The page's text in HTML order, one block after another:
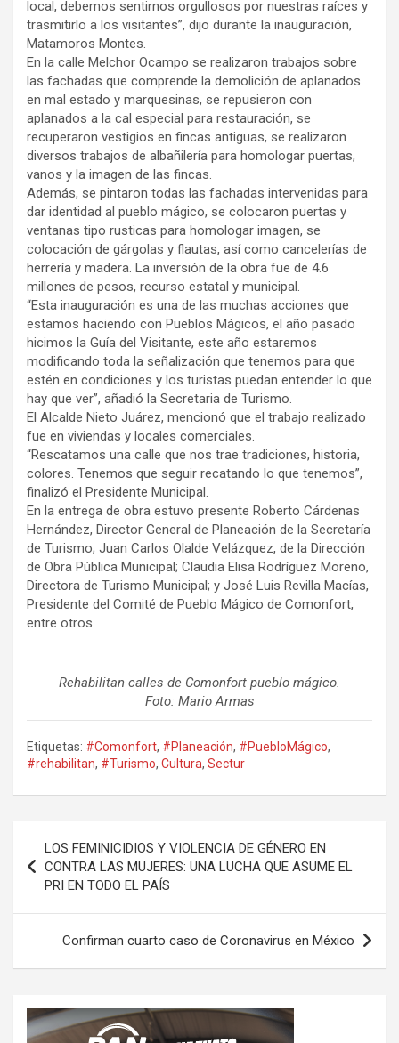
local, debemos sentirnos orgullosos por nuestras raíces y
trasmitirlo a los visitantes”, dijo durante la inauguración,
Matamoros Montes.
En la calle Melchor Ocampo se realizaron trabajos sobre
las fachadas que comprende la demolición de aplanados
en mal estado y marquesinas, se repusieron con
aplanados a la cal especial para restauración, se
recuperaron vestigios en fincas antiguas, se realizaron
diversos trabajos de albañilería para homologar puertas,
vanos y la imagen de las fincas.
Además, se pintaron todas las fachadas intervenidas para
dar identidad al pueblo mágico, se colocaron puertas y
ventanas tipo rusticas para homologar imagen, se
colocación de gárgolas y flautas, así como cancelerías de
herrería y madera. La inversión de la obra fue de 4.6
millones de pesos, recurso estatal y municipal.
“Esta inauguración es una de las muchas acciones que
estamos haciendo con Pueblos Mágicos, el año pasado
hicimos la Guía del Visitante, este año estaremos
modificando toda la señalización que tenemos para que
estén en condiciones y los turistas puedan entender lo que
hay que ver”, añadió la Secretaria de Turismo.
El Alcalde Nieto Juárez, mencionó que el trabajo realizado
fue en viviendas y locales comerciales.
“Rescatamos una calle que nos trae tradiciones, historia,
colores. Tenemos que seguir recatando lo que tenemos”,
finalizó el Presidente Municipal.
En la entrega de obra estuvo presente Roberto Cárdenas
Hernández, Director General de Planeación de la Secretaría
de Turismo; Juan Carlos Olalde Velázquez, de la Dirección
de Obra Pública Municipal; Claudia Elisa Rodríguez Moreno,
Directora de Turismo Municipal; y José Luis Revilla Macías,
Presidente del Comité de Pueblo Mágico de Comonfort,
entre otros.
Rehabilitan calles de Comonfort pueblo mágico.
Foto: Mario Armas
Etiquetas: #Comonfort, #Planeación, #PuebloMágico,
#rehabilitan, #Turismo, Cultura, Sectur
de
entradas
LOS FEMINICIDIOS Y VIOLENCIA DE GÉNERO EN
CONTRA LAS MUJERES: UNA LUCHA QUE ASUME EL
PRI EN TODO EL PAÍS
Confirman cuarto caso de Coronavirus en México